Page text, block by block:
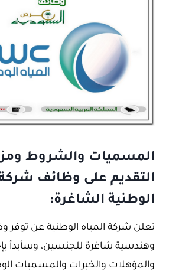
المسميات والشروط
التقديم على وظائف شركة
الوطنية الشاغرة:
تعلن شركة المياه الوطنية عن توفر
وهندسية شاغرة للجنسين، وسأبدأ
والمؤهلات والخبرات والمسميات